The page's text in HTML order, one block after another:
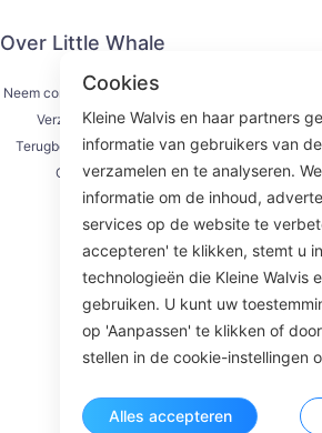
Over Little Whale
Neem contact met ons op
Verzendproces
Terugbetalingsproces
Over ons
Cookies
Kleine Walvis en haar partners
informatie van gebruikers van
verzamelen en te analyseren.
informatie om de inhoud,
services op de website te
accepteren' te klikken, stemt u
technologieën die Kleine Walvis
gebruiken. U kunt uw
op 'Aanpassen' te klikken of
stellen in de cookie-instellingen
Alles accepteren